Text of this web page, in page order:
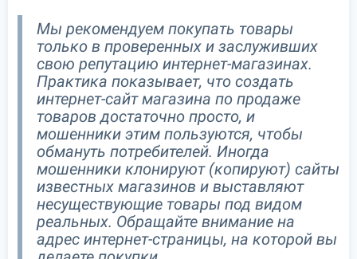
Мы рекомендуем покупать товары
только в проверенных и заслуживших
свою репутацию интернет-магазинах.
Практика показывает, что создать
интернет-сайт магазина по продаже
товаров достаточно просто, и
мошенники этим пользуются, чтобы
обмануть потребителей. Иногда
мошенники клонируют (копируют) сайты
известных магазинов и выставляют
несуществующие товары под видом
реальных. Обращайте внимание на
адрес интернет-страницы, на которой вы